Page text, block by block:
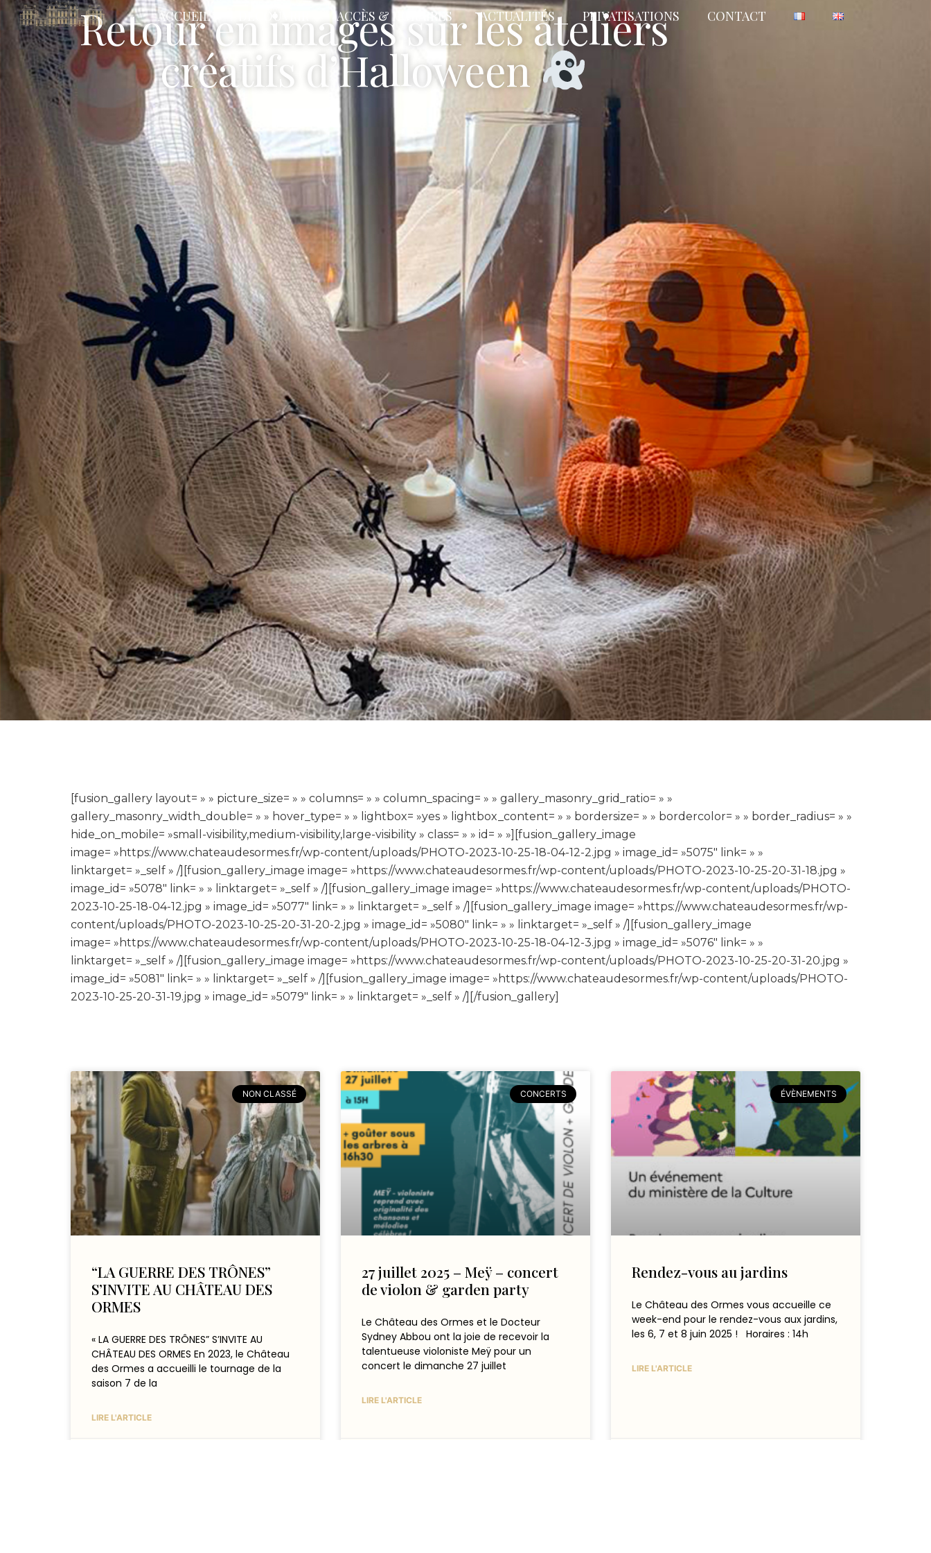
ACCUEIL ACCÈS & HORAIRES ACTUALITÉS PRIVATISATIONS CONTACT
Retour en images sur les ateliers
créatifs d’Halloween
[fusion_gallery layout= » » picture_size= » » columns= » » column_spacing= » » gallery_masonry_grid_ratio= » »
gallery_masonry_width_double= » » hover_type= » » lightbox= »yes » lightbox_content= » » bordersize= » » bordercolor= » » border_radius= » »
hide_on_mobile= »small-visibility,medium-visibility,large-visibility » class= » » id= » »][fusion_gallery_image
image= »https://www.chateaudesormes.fr/wp-content/uploads/PHOTO-2023-10-25-18-04-12-2.jpg » image_id= »5075″ link= » »
linktarget= »_self » /][fusion_gallery_image image= »https://www.chateaudesormes.fr/wp-content/uploads/PHOTO-2023-10-25-20-31-18.jpg »
image_id= »5078″ link= » » linktarget= »_self » /][fusion_gallery_image image= »https://www.chateaudesormes.fr/wp-content/uploads/PHOTO-
2023-10-25-18-04-12.jpg » image_id= »5077″ link= » » linktarget= »_self » /][fusion_gallery_image image= »https://www.chateaudesormes.fr/wp-
content/uploads/PHOTO-2023-10-25-20-31-20-2.jpg » image_id= »5080″ link= » » linktarget= »_self » /][fusion_gallery_image
image= »https://www.chateaudesormes.fr/wp-content/uploads/PHOTO-2023-10-25-18-04-12-3.jpg » image_id= »5076″ link= » »
linktarget= »_self » /][fusion_gallery_image image= »https://www.chateaudesormes.fr/wp-content/uploads/PHOTO-2023-10-25-20-31-20.jpg »
image_id= »5081″ link= » » linktarget= »_self » /][fusion_gallery_image image= »https://www.chateaudesormes.fr/wp-content/uploads/PHOTO-
2023-10-25-20-31-19.jpg » image_id= »5079″ link= » » linktarget= »_self » /][/fusion_gallery]
NON CLASSÉ
“LA GUERRE DES TRÔNES”
S’INVITE AU CHÂTEAU DES
ORMES
« LA GUERRE DES TRÔNES” S’INVITE AU
CHÂTEAU DES ORMES En 2023, le Château
des Ormes a accueilli le tournage de la
saison 7 de la
LIRE L'ARTICLE
CONCERTS
27 juillet 2025 – Meÿ – concert
de violon & garden party
Le Château des Ormes et le Docteur
Sydney Abbou ont la joie de recevoir la
talentueuse violoniste Meÿ pour un
concert le dimanche 27 juillet
LIRE L'ARTICLE
ÉVÈNEMENTS
Rendez-vous au jardins
Le Château des Ormes vous accueille ce
week-end pour le rendez-vous aux jardins,
les 6, 7 et 8 juin 2025 ! Horaires : 14h
LIRE L'ARTICLE